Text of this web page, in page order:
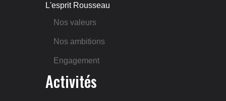
L'esprit Rousseau
Nos valeurs
Nos ambitions
Engagement
Activités